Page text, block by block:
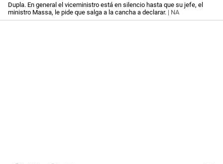
Dupla. En general el viceministro está en silencio hasta que su jefe, el
ministro Massa, le pide que salga a la cancha a declarar. | NA